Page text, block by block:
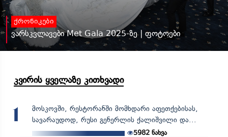
ქრონიკები
ვარსკვლავები Met Gala 2025-ზე | ფოტოები
კვირის ყველაზე კითხვადი
1
მოსკოვში, რესტორანში მომხდარი აფეთქებისას,
სავარაუდოდ, რუსი გენერლის ქალიშვილი და...
5982 ნახვა